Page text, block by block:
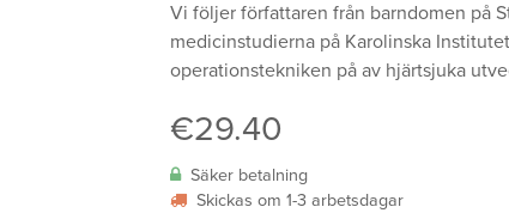
Vi följer författaren från barndomen på
medicinstudierna på Karolinska
operationstekniken på av hjärtsjuka
€29.40
Säker betalning
Skickas om 1-3 arbetsdagar